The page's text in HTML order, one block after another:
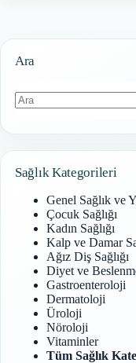
Ara
Sağlık Kategorileri
Genel Sağlık ve
Çocuk Sağlığı
Kadın Sağlığı
Kalp ve Damar
Ağız Diş Sağlığı
Diyet ve
Gastroenteroloji
Dermatoloji
Üroloji
Nöroloji
Vitaminler
Tüm Sağlık